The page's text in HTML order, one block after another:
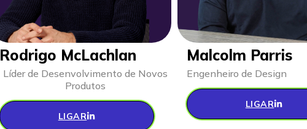
Rodrigo McLachlan
Líder de Desenvolvimento de Novos
Produtos
LIGAR
Malcolm Parris
Engenheiro de Design
LIGAR